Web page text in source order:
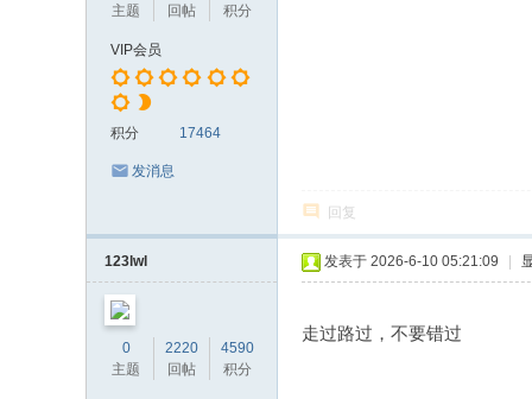
主题
回帖
积分
VIP会员
积分 17464
发消息
回复
123lwl
0
主题
2220
回帖
4590
积分
发表于 2026-6-10 05:21:09
走过路过，不要错过